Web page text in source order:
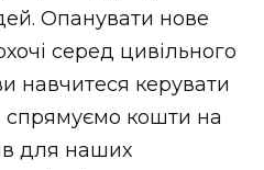
Опанувати нове
серед цивільного
навчитеся керувати
кошти на
для наших